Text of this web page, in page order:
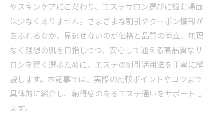
やスキンケアにこだわり、エステサロン選びに悩む場面
は少なくありません。さまざまな割引やクーポン情報が
あふれるなか、見逃せないのが価格と品質の両立。無理
なく理想の肌を目指しつつ、安心して通える高品質なサ
ロンを賢く選ぶために、エステの割引活用法を丁寧に解
説します。本記事では、実際の比較ポイントやコツまで
具体的に紹介し、納得感のあるエステ通いをサポートし
ます。